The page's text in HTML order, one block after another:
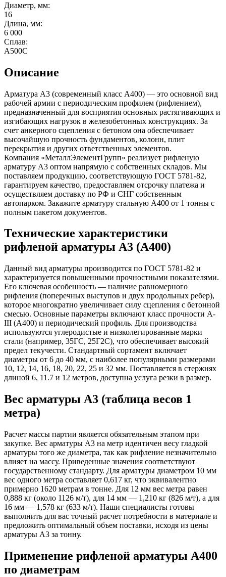
Диаметр, мм:
16
Длина, мм:
6 000
Сплав:
А500С
Описание
Арматура А3 (современный класс А400) — это основной вид
рабочей армии с периодическим профилем (рифлением),
предназначенный для восприятия основных растягивающих и
изгибающих нагрузок в железобетонных конструкциях. За
счет анкерного сцепления с бетоном она обеспечивает
высочайшую прочность фундаментов, колонн, плит
перекрытия и других ответственных элементов.
Компания «МеталлЭлементГрупп» реализует рифленую
арматуру А3 оптом напрямую с собственных складов. Мы
поставляем продукцию, соответствующую ГОСТ 5781-82,
гарантируем качество, предоставляем отсрочку платежа и
осуществляем доставку по РФ и СНГ собственным
автопарком. Закажите арматуру стальную А400 от 1 тонны с
полным пакетом документов.
Технические характеристики
рифленой арматуры А3 (А400)
Данный вид арматуры производится по ГОСТ 5781-82 и
характеризуется повышенными прочностными показателями.
Его ключевая особенность — наличие равномерного
рифления (поперечных выступов и двух продольных ребер),
которое многократно увеличивает силу сцепления с бетонной
смесью. Основные параметры включают класс прочности А-
III (А400) и периодический профиль. Для производства
используются углеродистые и низколегированные марки
стали (например, 35ГС, 25Г2С), что обеспечивает высокий
предел текучести. Стандартный сортамент включает
диаметры от 6 до 40 мм, с наиболее популярными размерами
10, 12, 14, 16, 18, 20, 22, 25 и 32 мм. Поставляется в стержнях
длиной 6, 11.7 и 12 метров, доступна услуга резки в размер.
Вес арматуры А3 (таблица весов 1
метра)
Расчет массы партии является обязательным этапом при
закупке. Вес арматуры А3 на метр идентичен весу гладкой
арматуры того же диаметра, так как рифление незначительно
влияет на массу. Приведенные значения соответствуют
государственному стандарту. Для арматуры диаметром 10 мм
вес одного метра составляет 0,617 кг, что эквивалентно
примерно 1620 метрам в тонне. Для 12 мм вес метра равен
0,888 кг (около 1126 м/т), для 14 мм — 1,210 кг (826 м/т), а для
16 мм — 1,578 кг (633 м/т). Наши специалисты готовы
выполнить для вас точный расчет потребности в материале и
предложить оптимальный объем поставки, исходя из цены
арматуры А3 за тонну.
Применение рифленой арматуры А400
по диаметрам